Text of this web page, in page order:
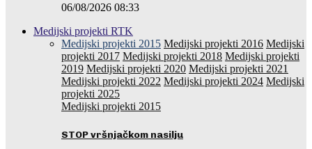
06/08/2026 08:33
Medijski projekti RTK
Medijski projekti 2015 Medijski projekti 2016 Medijski
projekti 2017 Medijski projekti 2018 Medijski projekti
2019 Medijski projekti 2020 Medijski projekti 2021
Medijski projekti 2022 Medijski projekti 2024 Medijski
projekti 2025
Medijski projekti 2015
STOP vršnjačkom nasilju